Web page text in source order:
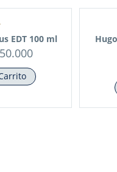
EDT 100 ml